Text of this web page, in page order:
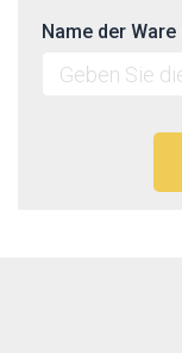
Name der Ware